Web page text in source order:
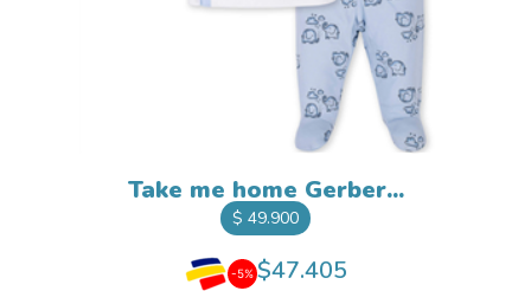
Take me home Gerber...
Precio
$ 49.900
-5% $47.405